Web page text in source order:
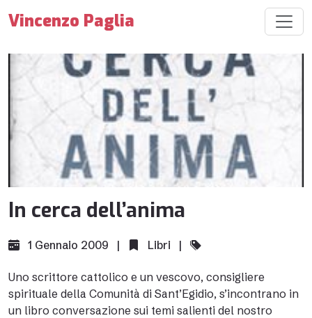
Vincenzo Paglia
In cerca dell’anima
1 Gennaio 2009 | Libri |
Uno scrittore cattolico e un vescovo, consigliere
spirituale della Comunità di Sant’Egidio, s’incontrano in
un libro conversazione sui temi salienti del nostro